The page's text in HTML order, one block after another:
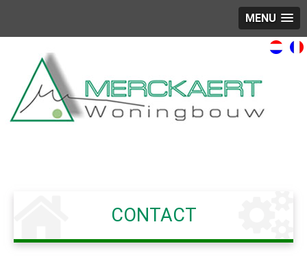
MENU
CONTACT